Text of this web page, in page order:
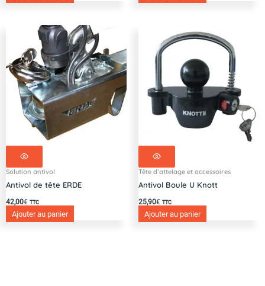
Solution antivol
Antivol de tête ERDE
42,00€ TTC
Ajouter au panier
Tête d’attelage et accessoires
Antivol Boule U Knott
25,90€ TTC
Ajouter au panier